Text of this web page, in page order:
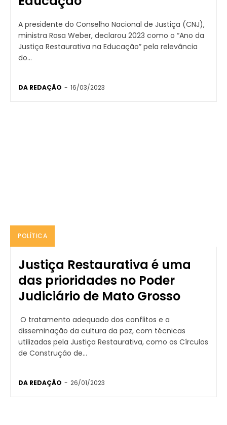
A presidente do Conselho Nacional de Justiça (CNJ),
ministra Rosa Weber, declarou 2023 como o “Ano da
Justiça Restaurativa na Educação” pela relevância
do...
DA REDAÇÃO - 16/03/2023
POLÍTICA
Justiça Restaurativa é uma
das prioridades no Poder
Judiciário de Mato Grosso
O tratamento adequado dos conflitos e a
disseminação da cultura da paz, com técnicas
utilizadas pela Justiça Restaurativa, como os Círculos
de Construção de...
DA REDAÇÃO - 26/01/2023